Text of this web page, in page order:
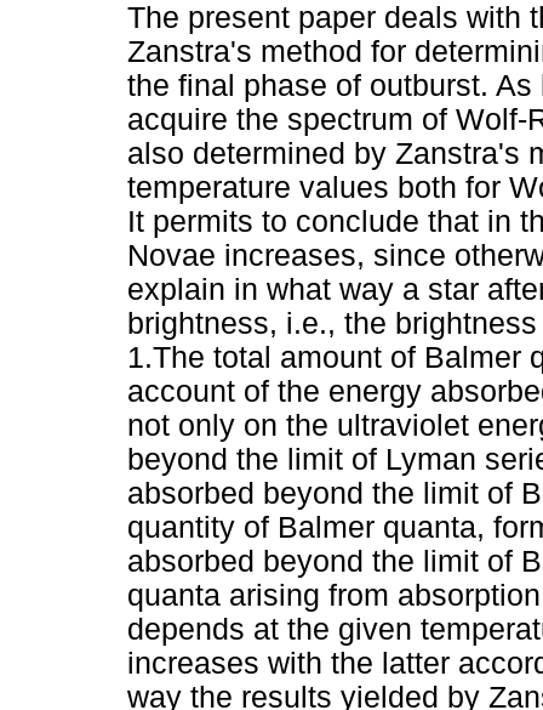
The present paper deals with
Zanstra's method for
the final phase of outburst.
acquire the spectrum of Wolf-
also determined by Zanstra's
temperature values both for
It permits to conclude that in
Novae increases, since
explain in what way a star
brightness, i.e., the
1.The total amount of Balmer
account of the energy
not only on the ultraviolet
beyond the limit of Lyman
absorbed beyond the limit of
quantity of Balmer quanta,
absorbed beyond the limit of
quanta arising from
depends at the given
increases with the latter
way the results yielded by